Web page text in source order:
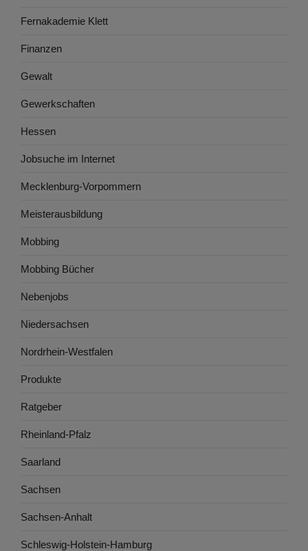
Fernakademie Klett
Finanzen
Gewalt
Gewerkschaften
Hessen
Jobsuche im Internet
Mecklenburg-Vorpommern
Meisterausbildung
Mobbing
Mobbing Bücher
Nebenjobs
Niedersachsen
Nordrhein-Westfalen
Produkte
Ratgeber
Rheinland-Pfalz
Saarland
Sachsen
Sachsen-Anhalt
Schleswig-Holstein-Hamburg